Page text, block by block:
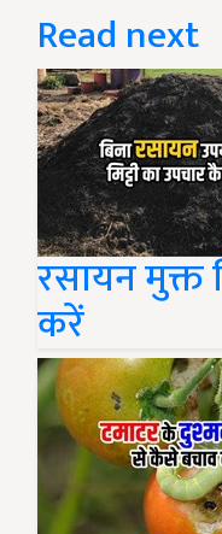
Read next
रसायन मुक्त
करें